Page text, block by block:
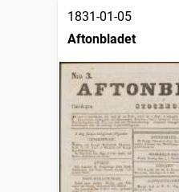
1831-01-05
Aftonbladet